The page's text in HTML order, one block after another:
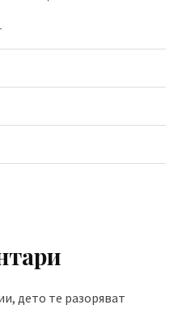
дето те разоряват